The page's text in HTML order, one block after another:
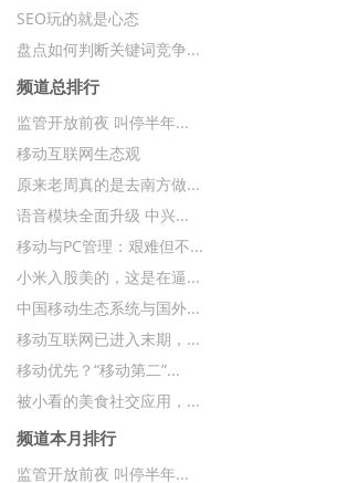
SEO玩的就是心态
盘点如何判断关键词竞争...
频道总排行
监管开放前夜 叫停半年...
移动互联网生态观
原来老周真的是去南方做...
语音模块全面升级 中兴...
移动与PC管理：艰难但不...
小米入股美的，这是在逼...
中国移动生态系统与国外...
移动互联网已进入末期，...
移动优先？“移动第二”...
被小看的美食社交应用，...
频道本月排行
监管开放前夜 叫停半年...